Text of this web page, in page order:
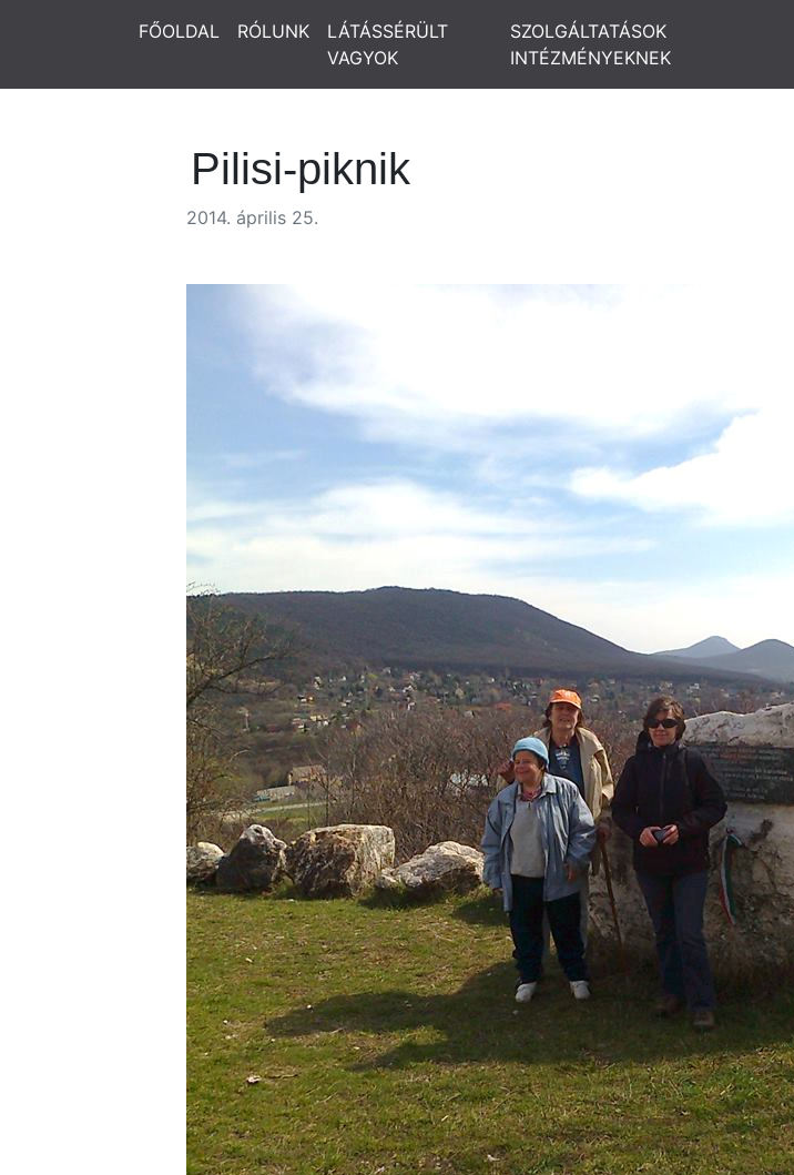
FŐOLDAL RÓLUNK
LÁTÁSSÉRÜLT
VAGYOK
SZOLGÁLTATÁSOK
INTÉZMÉNYEKNEK
Pilisi-piknik
2014. április 25.